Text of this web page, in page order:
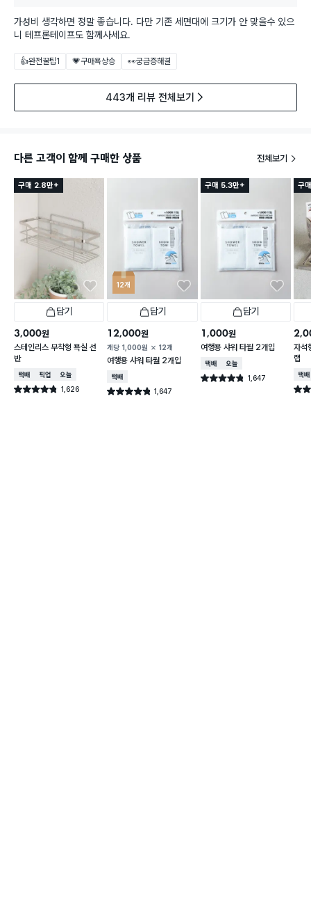
가성비 생각하면 정말 좋습니다. 다만 기존 세면대에 크기가 안 맞을수 있으
니 테프론테이프도 함께사세요.
👍완전꿀팁1 💗구매욕상승 👀궁금증해결
443개 리뷰 전체보기
다른 고객이 함께 구매한 상품 전체보기
구매 2.8만+
담기
3,000원
스테인리스 부착형 욕실 선
반
택배배송매장픽업오늘배송
별점 4.8점 1,626
건 작성
12개
담기
12,000원
개당 1,000원 12개
여행용 샤워 타월 2개입
택배배송
별점 4.8점 1,647
건 작성
구매 5.3만+
담기
1,000원
여행용 샤워 타월 2개입
택배배송오늘배송
별점 4.8점 1,647
건 작성
구
자석
랩
택배
별점